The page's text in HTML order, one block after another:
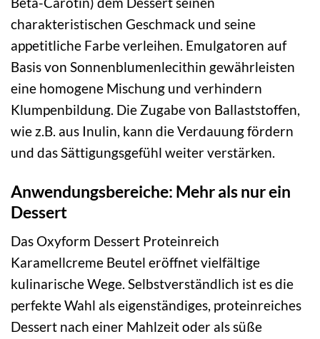
charakteristischen Geschmack und seine
appetitliche Farbe verleihen. Emulgatoren auf
Basis von Sonnenblumenlecithin gewährleisten
eine homogene Mischung und verhindern
Klumpenbildung. Die Zugabe von Ballaststoffen,
wie z.B. aus Inulin, kann die Verdauung fördern
und das Sättigungsgefühl weiter verstärken.
Anwendungsbereiche: Mehr als nur ein
Dessert
Das Oxyform Dessert Proteinreich
Karamellcreme Beutel eröffnet vielfältige
kulinarische Wege. Selbstverständlich ist es die
perfekte Wahl als eigenständiges, proteinreiches
Dessert nach einer Mahlzeit oder als süße